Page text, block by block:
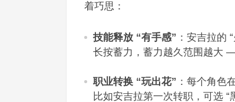
着巧思：​
技能释放 “有手感” ：安吉拉的
长按蓄力，蓄力越久范围越大
职业转换 “玩出花” ：每个角色
比如安吉拉第一次转职，可选 “